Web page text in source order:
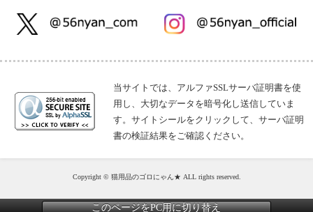
当サイトでは、アルファSSLサーバ証明書を使
用し、大切なデータを暗号化し送信していま
す。サイトシールをクリックして、サーバ証明
書の検証結果をご確認ください。
Copyright © 猫用品のゴロにゃん★ ALL rights reserved.
このページをPC用に切り替え